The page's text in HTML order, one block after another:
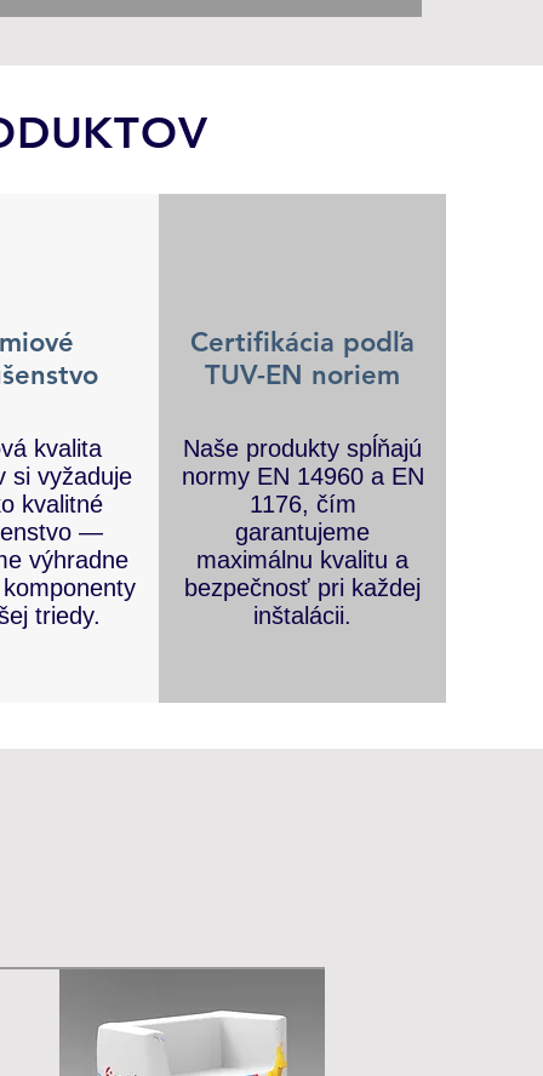
kvalita
si vyžaduje
kvalitné
—
výhradne
triedy.
Certifikácia podľa
TUV-EN noriem
Naše produkty spĺňajú
normy EN 14960 a EN
1176, čím
garantujeme
maximálnu kvalitu a
bezpečnosť pri každej
inštalácii.